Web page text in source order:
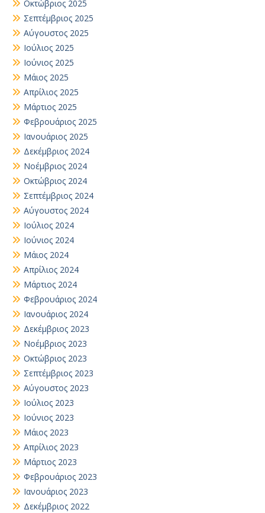
Οκτώβριος 2025
Σεπτέμβριος 2025
Αύγουστος 2025
Ιούλιος 2025
Ιούνιος 2025
Μάιος 2025
Απρίλιος 2025
Μάρτιος 2025
Φεβρουάριος 2025
Ιανουάριος 2025
Δεκέμβριος 2024
Νοέμβριος 2024
Οκτώβριος 2024
Σεπτέμβριος 2024
Αύγουστος 2024
Ιούλιος 2024
Ιούνιος 2024
Μάιος 2024
Απρίλιος 2024
Μάρτιος 2024
Φεβρουάριος 2024
Ιανουάριος 2024
Δεκέμβριος 2023
Νοέμβριος 2023
Οκτώβριος 2023
Σεπτέμβριος 2023
Αύγουστος 2023
Ιούλιος 2023
Ιούνιος 2023
Μάιος 2023
Απρίλιος 2023
Μάρτιος 2023
Φεβρουάριος 2023
Ιανουάριος 2023
Δεκέμβριος 2022